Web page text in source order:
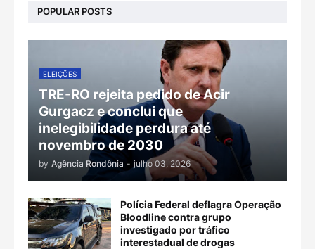
POPULAR POSTS
ELEIÇÕES
TRE-RO rejeita pedido de Acir
Gurgacz e conclui que
inelegibilidade perdura até
novembro de 2030
by Agência Rondônia - julho 03, 2026
Polícia Federal deflagra Operação
Bloodline contra grupo
investigado por tráfico
interestadual de drogas